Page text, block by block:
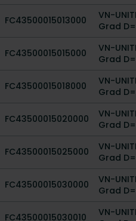
FC43500015013000
VN-
Grad
FC43500015015000
VN-
Grad
FC43500015018000
VN-
Grad
FC43500015020000
VN-
Grad
FC43500015025000
VN-
Grad
FC43500015030000
VN-
Grad
FC43500015030010
VN-